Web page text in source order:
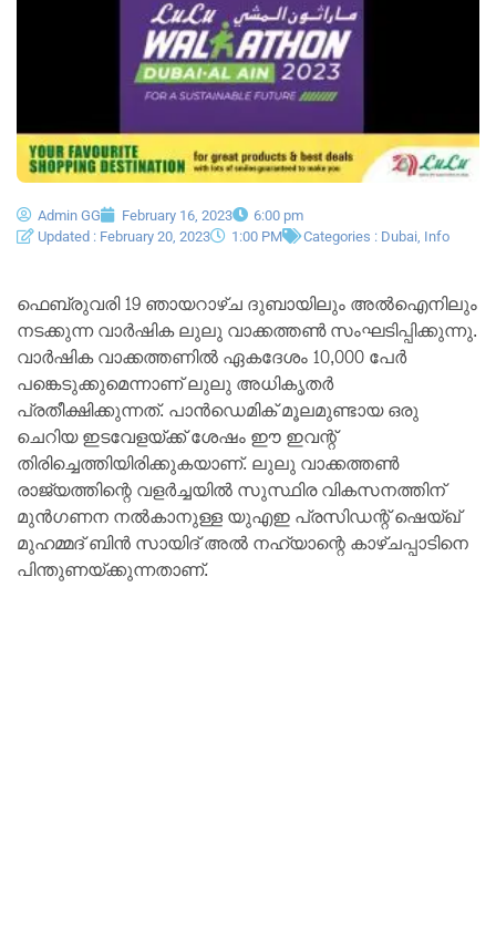
Admin GG February 16, 2023
6:00 pm
Updated : February 20, 2023
1:00 PM Categories : Dubai Info
ഫെബ്രുവരി 19 ഞായറാഴ്ച ദുബായിലും അൽഐനിലും
നടക്കുന്ന വാർഷിക ലുലു വാക്കത്തൺ സംഘടിപ്പിക്കുന്നു.
വാർഷിക വാക്കത്തണിൽ ഏകദേശം 10,000 പേർ
പങ്കെടുക്കുമെന്നാണ് ലുലു അധികൃതർ
പ്രതീക്ഷിക്കുന്നത്. പാൻഡെമിക് മൂലമുണ്ടായ ഒരു
ചെറിയ ഇടവേളയ്ക്ക് ശേഷം ഈ ഇവന്റ്
തിരിച്ചെത്തിയിരിക്കുകയാണ്. ലുലു വാക്കത്തൺ
രാജ്യത്തിന്റെ വളർച്ചയിൽ സുസ്ഥിര വികസനത്തിന്
മുൻഗണന നൽകാനുള്ള യുഎഇ പ്രസിഡന്റ് ഷെയ്ഖ്
മുഹമ്മദ് ബിൻ സായിദ് അൽ നഹ്യാന്റെ കാഴ്ചപ്പാടിനെ
പിന്തുണയ്ക്കുന്നതാണ്.